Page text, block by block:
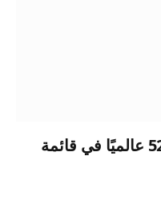
مكة المكرمة تحصد المركز 52 عالميًا في قائمة